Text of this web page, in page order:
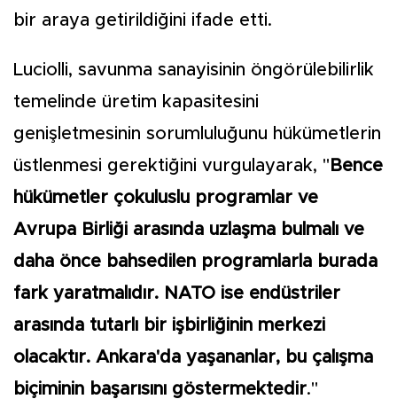
bir araya getirildiğini ifade etti.
Luciolli, savunma sanayisinin öngörülebilirlik
temelinde üretim kapasitesini
genişletmesinin sorumluluğunu hükümetlerin
üstlenmesi gerektiğini vurgulayarak, " Bence
hükümetler çokuluslu programlar ve
Avrupa Birliği arasında uzlaşma bulmalı ve
daha önce bahsedilen programlarla burada
fark yaratmalıdır. NATO ise endüstriler
arasında tutarlı bir işbirliğinin merkezi
olacaktır. Ankara'da yaşananlar, bu çalışma
biçiminin başarısını göstermektedir."